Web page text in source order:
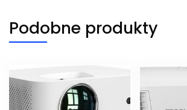
Podobne produkty